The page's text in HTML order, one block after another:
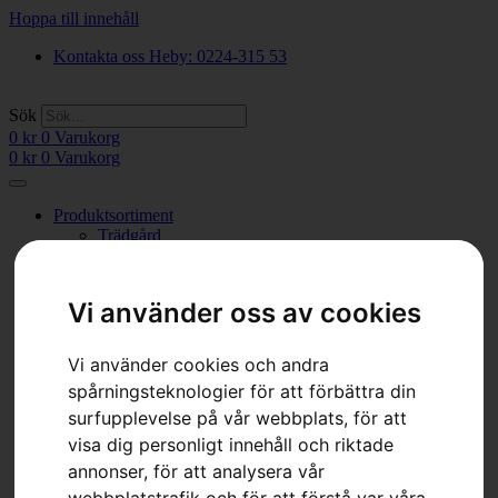
Vi använder oss av cookies
Vi använder cookies och andra
spårningsteknologier för att förbättra din
surfupplevelse på vår webbplats, för att
visa dig personligt innehåll och riktade
annonser, för att analysera vår
Hoppa till innehåll
Kontakta oss Heby: 0224-315 53
Sök
0 kr 0 Varukorg
0 kr 0 Varukorg
Produktsortiment
Trädgård
Robotgräsklippare
Trädgårdstraktorer
Gräsklippare
Batteridrivna Gräsklippare
Bensindrivna Gräsklippare
Grästrimmers
Batteridrivna Grästrimmers
Bensindrivna Trimmers